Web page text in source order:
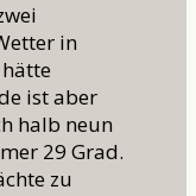
in
ist aber
halb neun
29 Grad.
zu